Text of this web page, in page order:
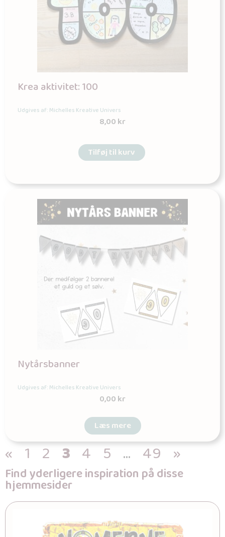
Krea aktivitet: 100
Udgives af: Michelles Kreative Univers
8,00kr
Tilføj til kurv
Nytårsbanner
Udgives af: Michelles Kreative Univers
0,00kr
Læs mere
« 1 2 3 4 5 … 49 »
Find yderligere inspiration på disse
hjemmesider